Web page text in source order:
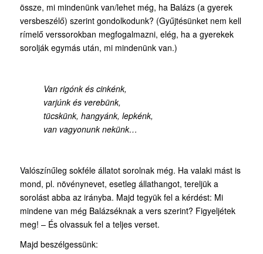
össze, mi mindenünk van/lehet még, ha Balázs (a gyerek
versbeszélő) szerint gondolkodunk? (Gyűjtésünket nem kell
rímelő verssorokban megfogalmazni, elég, ha a gyerekek
sorolják egymás után, mi mindenünk van.)
Van rigónk és cinkénk,
varjúnk és verebünk,
tücskünk, hangyánk, lepkénk,
van vagyonunk nekünk…
Valószínűleg sokféle állatot sorolnak még. Ha valaki mást is
mond, pl. növénynevet, esetleg állathangot, tereljük a
sorolást abba az irányba. Majd tegyük fel a kérdést: Mi
mindene van még Balázséknak a vers szerint? Figyeljétek
meg! – És olvassuk fel a teljes verset.
Majd beszélgessünk: